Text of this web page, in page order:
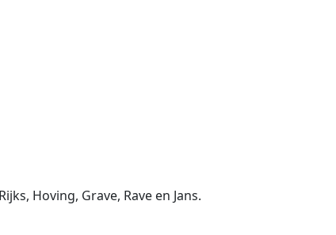
Hoving, Grave, Rave en Jans.